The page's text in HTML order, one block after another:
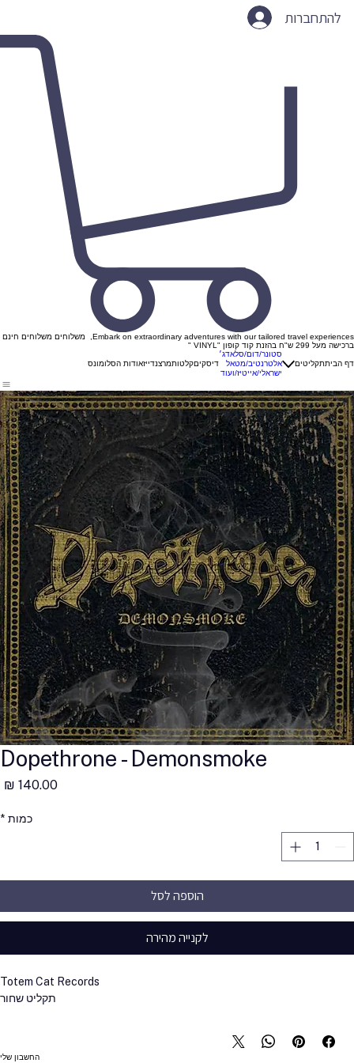
להתחברות
Embark on extraordinary adventures with our tailored travel experiences, משלוחים משלוחים חינם
ברכישה מעל 299 ש"ח בהזנת קוד קופון "VINYL "
דף הביתתקליטים
סטונר/דום/סלאדג׳
אלטרנטיב/מטאל
ישראלי/אייטיז/ועוד
דיסקיםקלטותמרצנדייזאודות הסלומונס
Dopethrone - Demonsmoke
כמות *
הוספה לסל
לקנייה מהירה
Totem Cat Records
תקליט שחור
החשבון שלי